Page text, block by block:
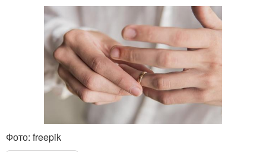
Фото: freepik